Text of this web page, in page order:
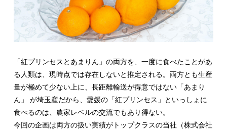
「紅プリンセスとあまりん」の両方を、一度に食べたことがあ
る人類は、現時点では存在しないと推定される。両方とも生産
量が極めて少ない上に、長距離輸送が得意ではない「あまり
ん」 が埼玉産だから、愛媛の「紅プリンセス」といっしょに
食べるのは、農家レベルの交流でもあり得ない。
今回の企画は両方の扱い実績がトップクラスの当社（株式会社